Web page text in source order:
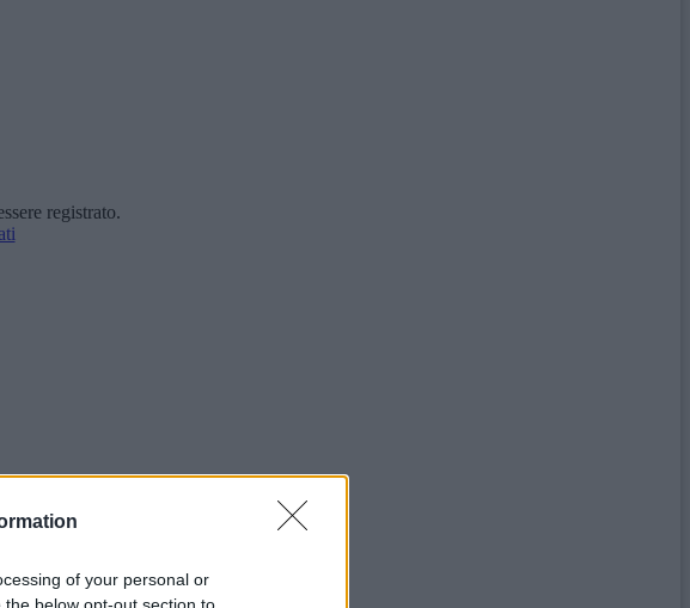
of your personal or
below opt-out section to
registrato.